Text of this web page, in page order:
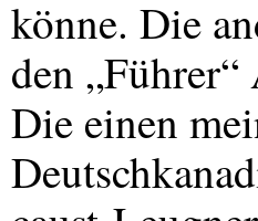
könne. Die
den
Die einen